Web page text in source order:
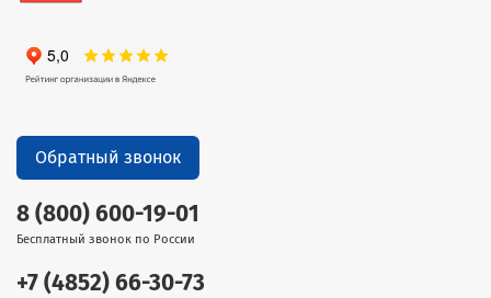
8 (800) 600-19-01
Бесплатный звонок по России
+7 (4852) 66-30-73
Обратный звонок